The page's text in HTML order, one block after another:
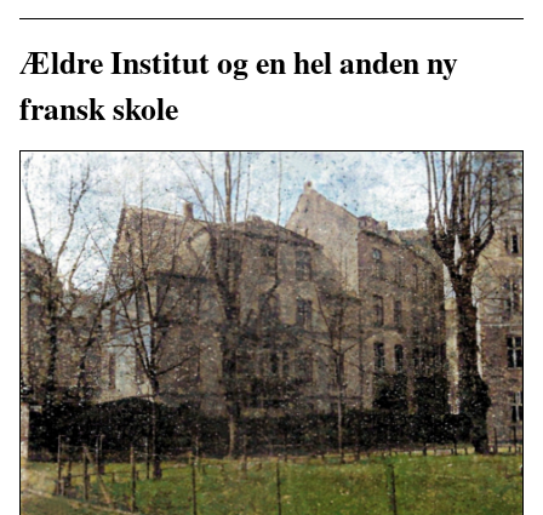
Ældre Institut og en hel anden ny
fransk skole